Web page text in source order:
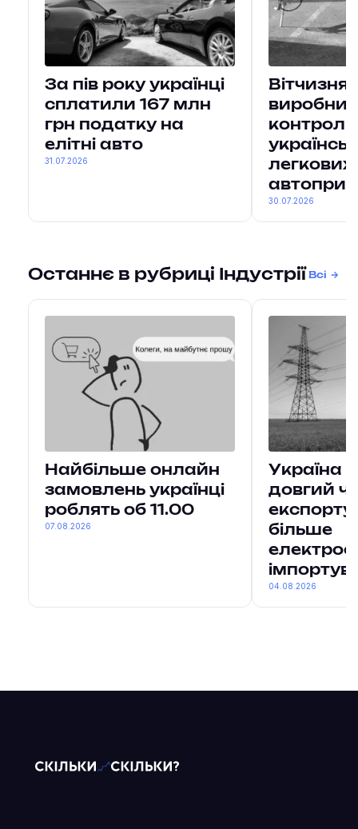
За пів року українці
сплатили 167 млн
грн податку на
елітні авто
31.07.2026
легкових
30.07.2026
Останнє в рубриці Індустрії Всі
Найбільше онлайн
замовлень українці
роблять об 11.00
07.08.2026
Україна
довгий
більше
04.08.2026